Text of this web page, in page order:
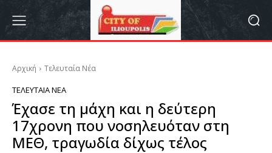
Αρχική Τελευταία Νέα
ΤΕΛΕΥΤΑΊΑ ΝΈΑ
Έχασε τη μάχη και η δεύτερη
17χρονη που νοσηλευόταν στη
ΜΕΘ, τραγωδία δίχως τέλος